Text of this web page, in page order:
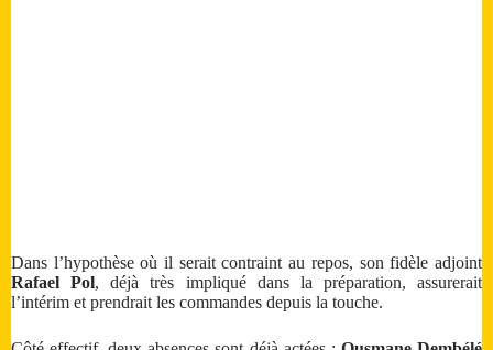
Dans l’hypothèse où il serait contraint au repos, son fidèle adjoint
Rafael Pol, déjà très impliqué dans la préparation, assurerait
l’intérim et prendrait les commandes depuis la touche.